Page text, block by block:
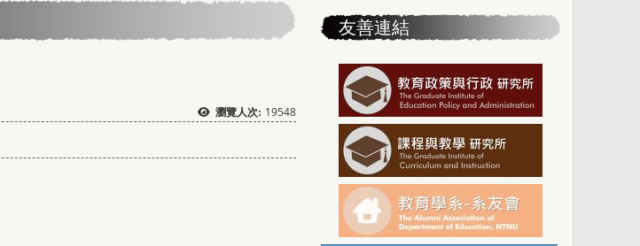
瀏覽人次: 19548
友善連結